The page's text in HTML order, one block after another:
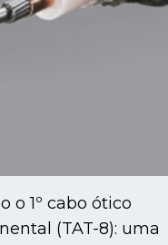
o 1º cabo ótico
(TAT-8): uma